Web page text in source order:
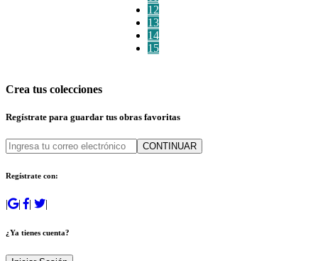
12
13
14
15
Crea tus colecciones
Regístrate para guardar tus obras favoritas
CONTINUAR
Regístrate con:
| | | |
¿Ya tienes cuenta?